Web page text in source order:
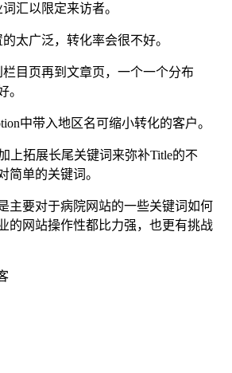
汇以限定来访者。
太广泛，转化率会很不好。
目页再到文章页，一个一个分布
。
中带入地区名可缩小转化的客户。
上拓展长尾关键词来弥补Title的不
简单的关键词。
主要对于病院网站的一些关键词如何
的网站操作性都比力强，也更有挑战